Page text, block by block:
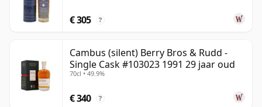
€ 305 ?
Cambus (silent) Berry Bros & Rudd -
Single Cask #103023 1991 29 jaar oud
70cl • 49.9%
€ 340 ?